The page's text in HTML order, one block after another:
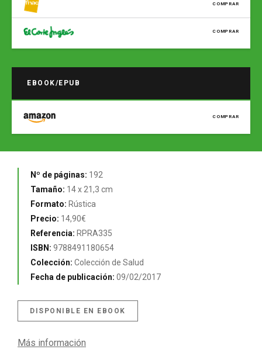
COMPRAR
COMPRAR
EBOOK/EPUB
COMPRAR
Nº de páginas: 192
Tamaño: 14 x 21,3 cm
Formato: Rústica
Precio: 14,90€
Referencia: RPRA335
ISBN: 9788491180654
Colección: Colección de Salud
Fecha de publicación: 09/02/2017
DISPONIBLE EN EBOOK
Más información